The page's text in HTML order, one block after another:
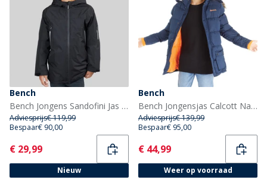
Bench
Bench Jongens Sandofini Jas met capuchon Zwart
Adviesprijs€ 119,99
Bespaar€ 90,00
Current
€ 29,99
Nieuw
Bench
Bench Jongensjas Calcott Navy
Adviesprijs€ 139,99
Bespaar€ 95,00
Current
€ 44,99
Weer op voorraad